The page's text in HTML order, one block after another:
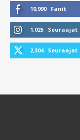
10,990 Fanit
1,025 Seuraajat
2,304 Seuraajat